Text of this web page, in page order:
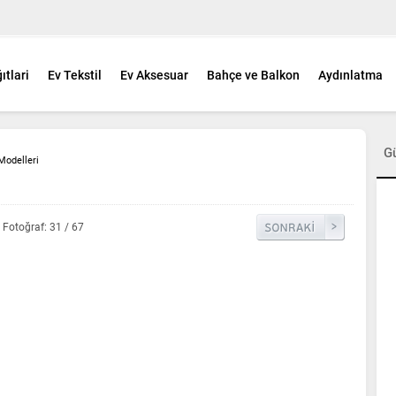
Ev Tekstil Ev Aksesuar Bahçe ve Balkon Aydınlatma
Fotoğraf: 31 / 67